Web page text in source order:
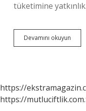
tüketimine
Devamını okuyun
Atak
https://
https://